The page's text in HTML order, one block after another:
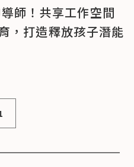
師！共享工作空間
，打造釋放孩子潛能